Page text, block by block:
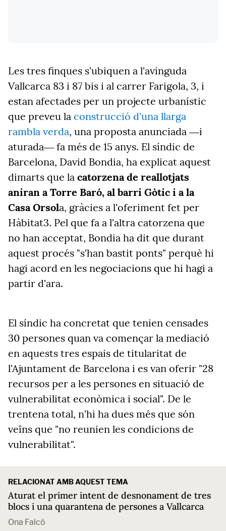
Les tres finques s'ubiquen a l'avinguda
Vallcarca 83 i 87 bis i al carrer Farigola, 3, i
estan afectades per un projecte urbanístic
que preveu la construcció d'una llarga
rambla verda, una proposta anunciada ―i
aturada― fa més de 15 anys. El síndic de
Barcelona, David Bondia, ha explicat aquest
dimarts que la catorzena de reallotjats
aniran a Torre Baró, al barri Gòtic i a la
Casa Orsola, gràcies a l'oferiment fet per
Hàbitat3. Pel que fa a l'altra catorzena que
no han acceptat, Bondia ha dit que durant
aquest procés "s'han bastit ponts" perquè hi
hagi acord en les negociacions que hi hagi a
partir d'ara.
El síndic ha concretat que tenien censades
30 persones quan va començar la mediació
en aquests tres espais de titularitat de
l'Ajuntament de Barcelona i es van oferir "28
recursos per a les persones en situació de
vulnerabilitat econòmica i social". De le
trentena total, n'hi ha dues més que són
veïns que "no reunien les condicions de
vulnerabilitat".
RELACIONAT AMB AQUEST TEMA
Aturat el primer intent de desnonament de tres
blocs i una quarantena de persones a Vallcarca
Ona Falcó